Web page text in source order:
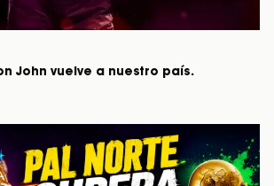
John vuelve a nuestro país.